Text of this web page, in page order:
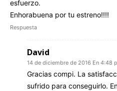
esfuerzo.
Enhorabuena por tu estreno!!!!
Respuesta
David
14 de diciembre de 2016 En 4:48
Gracias compi. La
sufrido para conseguirlo.